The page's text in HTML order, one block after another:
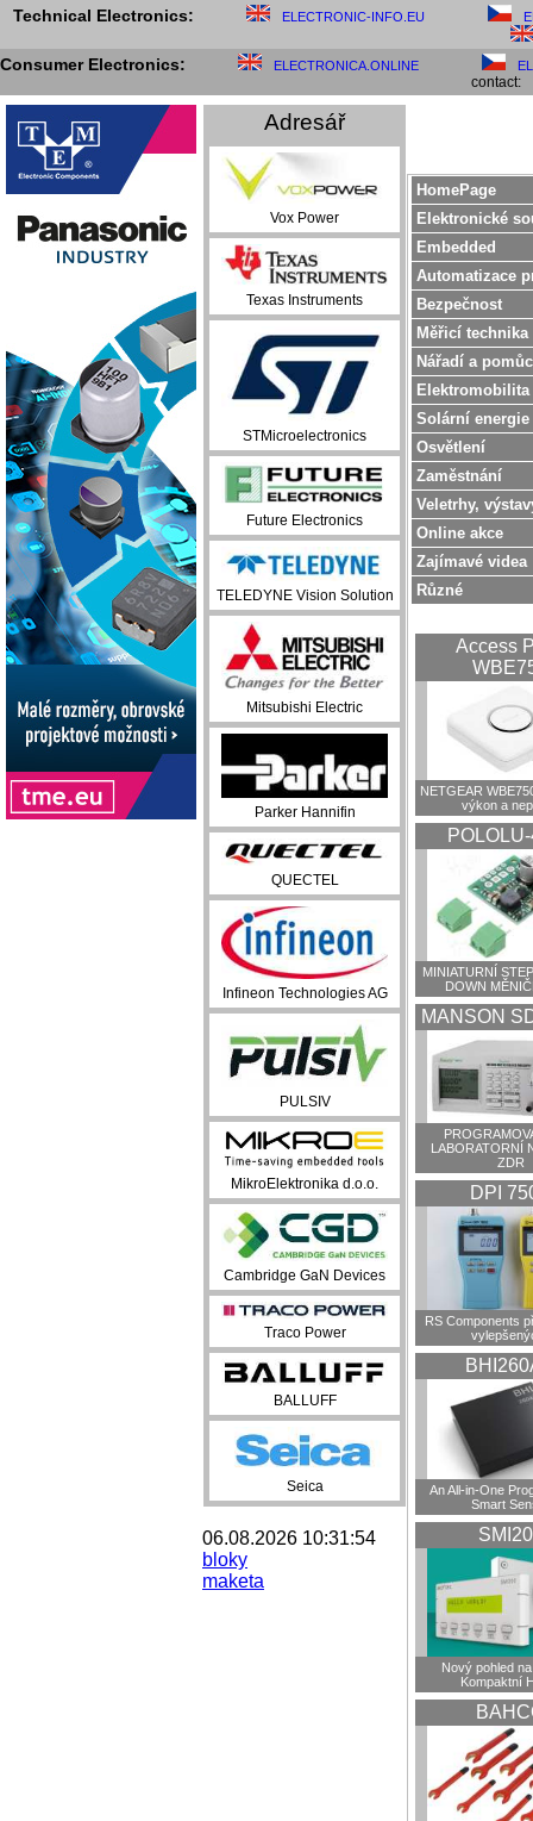
Technical Electronics: ELECTRONIC-INFO.EU
Consumer Electronics: ELECTRONICA.ONLINE
contact:
Adresář
Vox Power
Texas Instruments
STMicroelectronics
Future Electronics
TELEDYNE Vision Solution
Mitsubishi Electric
Parker Hannifin
QUECTEL
Infineon Technologies AG
PULSIV
MikroElektronika d.o.o.
Cambridge GaN Devices
Traco Power
BALLUFF
Seica
06.08.2026 10:31:54
bloky
maketa
HomePage
Elektronické
Embedded
Automatizace
Bezpečnost
Měřicí technika
Nářadí a
Elektromobilita
Solární energie
Osvětlení
Zaměstnání
Veletrhy,
Online akce
Zajímavé videa
Různé
Access
NETGEAR
výkon a
MINIATURNÍ
DOWN
MANSON
LABORATORNÍ
ZDR
DPI
RS Components
An All-in-One
Smart
Nový pohled
Kompaktní